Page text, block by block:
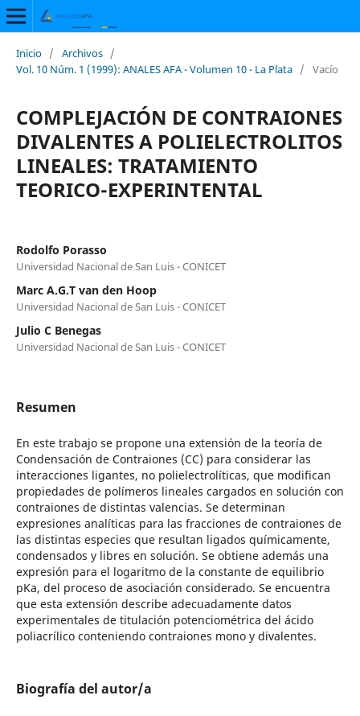
Inicio / Archivos /
Vol. 10 Núm. 1 (1999): ANALES AFA - Volumen 10 - La Plata / Vacío
COMPLEJACIÓN DE CONTRAIONES
DIVALENTES A POLIELECTROLITOS
LINEALES: TRATAMIENTO
TEORICO-EXPERINTENTAL
Rodolfo Porasso
Universidad Nacional de San Luis - CONICET
Marc A.G.T van den Hoop
Universidad Nacional de San Luis - CONICET
Julio C Benegas
Universidad Nacional de San Luis - CONICET
Resumen
En este trabajo se propone una extensión de la teoría de
Condensación de Contraiones (CC) para considerar las
interacciones ligantes, no polielectrolíticas, que modifican
propiedades de polímeros lineales cargados en solución con
contraiones de distintas valencias. Se determinan
expresiones analíticas para las fracciones de contraiones de
las distintas especies que resultan ligados químicamente,
condensados y libres en solución. Se obtiene además una
expresión para el logaritmo de la constante de equilibrio
pKa, del proceso de asociación considerado. Se encuentra
que esta extensión describe adecuadamente datos
experimentales de titulación potenciométrica del ácido
poliacrílico conteniendo contraiones mono y divalentes.
Biografía del autor/a